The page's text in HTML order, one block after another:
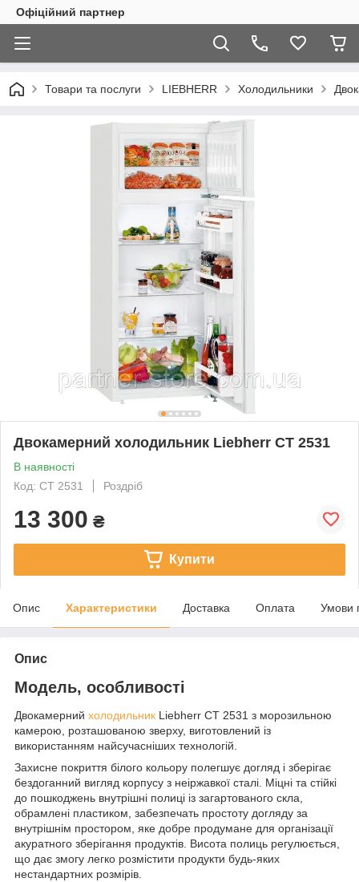
Офіційний партнер
Товари та послуги LIEBHERR Холодильники
Двокамерний холодильник Liebherr CT 2531
В наявності
Код: CT 2531
Роздріб
13 300 ₴
Купити
Опис Характеристики Доставка Оплата Умови
Опис
Модель, особливості
Двокамерний холодильник Liebherr CT 2531 з морозильною
камерою, розташованою зверху, виготовлений із
використанням найсучасніших технологій.
Захисне покриття білого кольору полегшує догляд і зберігає
бездоганний вигляд корпусу з неіржавкої сталі. Міцні та стійкі
до пошкоджень внутрішні полиці із загартованого скла,
обрамлені пластиком, забезпечать простоту догляду за
внутрішнім простором, яке добре продумане для організації
акуратного зберігання продуктів. Висота полиць регулюється,
що дає змогу легко розмістити продукти будь-яких
нестандартних розмірів.